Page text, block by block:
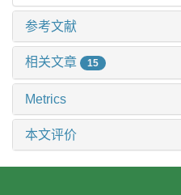
参考文献
相关文章 15
Metrics
本文评价